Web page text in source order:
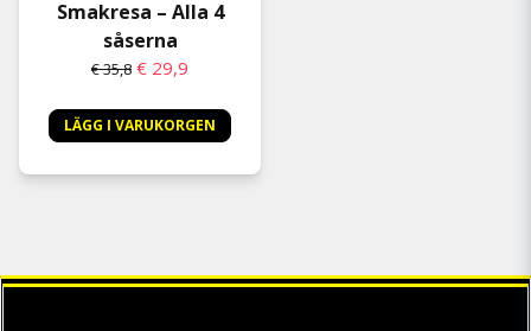
Smakresa – Alla 4
såserna
€ 35,8 € 29,9
LÄGG I VARUKORGEN